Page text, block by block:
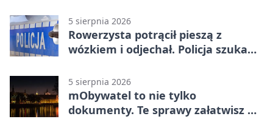
5 sierpnia 2026
Rowerzysta potrącił pieszą z
wózkiem i odjechał. Policja szuka
5 sierpnia 2026
mObywatel to nie tylko
dokumenty. Te sprawy załatwisz w